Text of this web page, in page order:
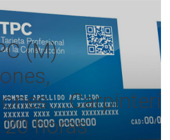
(M)
horas